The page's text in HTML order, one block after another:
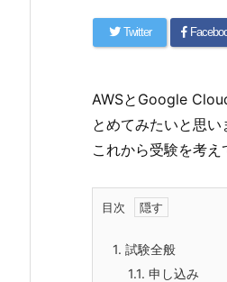
Twitter
AWSとGoogle
とめてみたいと思い
これから受験を考え
目次
1. 試験全般
1.1. 申し込み